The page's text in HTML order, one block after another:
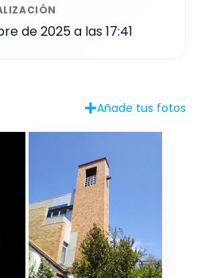
de 2025 a las 17:41
Añade tus fotos